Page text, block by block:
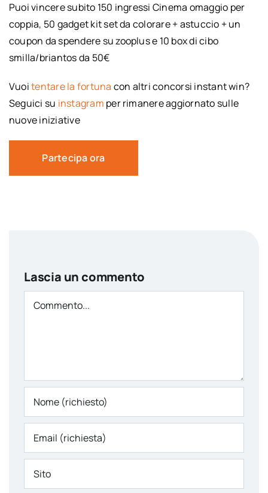
Puoi vincere subito 150 ingressi Cinema omaggio per
coppia, 50 gadget kit set da colorare + astuccio + un
coupon da spendere su zooplus e 10 box di cibo
smilla/briantos da 50€
Vuoitentare la fortuna con altri concorsi instant win?
Seguici su instagram per rimanere aggiornato sulle
nuove iniziative
Partecipa ora
Lascia un commento
Comment